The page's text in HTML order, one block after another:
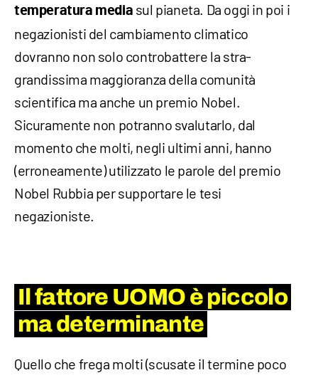
temperatura media sul pianeta. Da oggi in poi i
negazionisti del cambiamento climatico
dovranno non solo controbattere la stra-
grandissima maggioranza della comunità
scientifica ma anche un premio Nobel.
Sicuramente non potranno svalutarlo, dal
momento che molti, negli ultimi anni, hanno
(erroneamente) utilizzato le parole del premio
Nobel Rubbia per supportare le tesi
negazioniste.
Il fattore UOMO è piccolo
ma determinante
Quello che frega molti (scusate il termine poco